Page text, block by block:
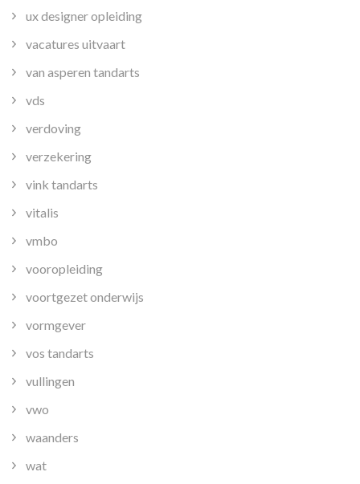
ux designer opleiding
vacatures uitvaart
van asperen tandarts
vds
verdoving
verzekering
vink tandarts
vitalis
vmbo
vooropleiding
voortgezet onderwijs
vormgever
vos tandarts
vullingen
vwo
waanders
wat